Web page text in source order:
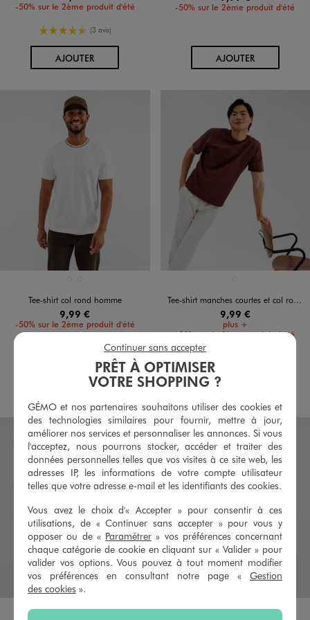
-50% sur le 2ème produit d'été
4.5/5 de moyenne
(3 avis)
AJOUTERAU PANIER
-50% sur le 2ème produit d'été
AJOUTERAU PANIER
Tee-shirt col rond homme
9,99 €
-50% sur le 2ème produit d'été
AJOUTERAU PANIER
Tee-shirt manches courtes et col rond homme
9,99 €
plus +
-50% sur le 2ème produit d'été
AJOUTER
Disponible en 2 coloris
BLANC STANDARD
BLEU MARINE Disponible en 2 coloris
BEIGE STANDARD
MARRON STANDARD
PRÊT À OPTIMISER
VOTRE SHOPPING ?
GÉMO et nos partenaires souhaitons utiliser des cookies et
des technologies similaires pour fournir, mettre à jour,
améliorer nos services et personnaliser les annonces. Si vous
l'acceptez, nous pourrons stocker, accéder et traiter des
données personnelles telles que vos visites à ce site web, les
adresses IP, les informations de votre compte utilisateur
telles que votre adresse e-mail et les identifiants des cookies.
Vous avez le choix d'« Accepter » pour consentir à ces
utilisations, de « Continuer sans accepter » pour vous y
opposer ou de « Paramétrer » vos préférences concernant
chaque catégorie de cookie en cliquant sur « Valider » pour
valider vos options. Vous pouvez à tout moment modifier
vos préférences en consultant notre page « Gestion
des cookies ».
Continuer sans accepter